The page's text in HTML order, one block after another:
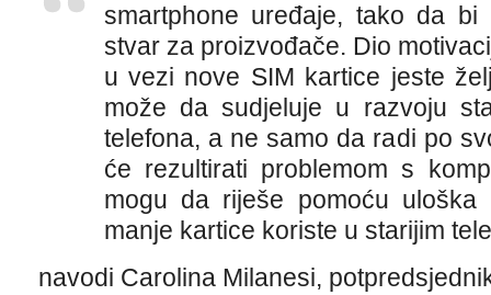
smartphone uređaje, tako da
stvar za proizvođače. Dio
u vezi nove SIM kartice jeste
može da sudjeluje u razvoju
telefona, a ne samo da radi po
će rezultirati problemom s
mogu da riješe pomoću
manje kartice koriste u starijim
navodi Carolina Milanesi,